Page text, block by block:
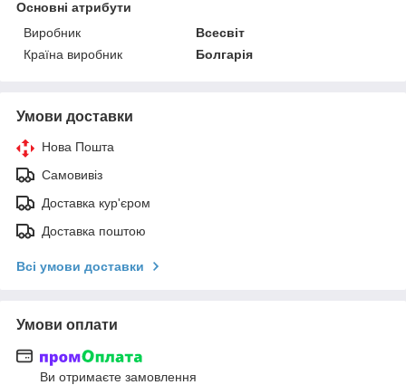
Основні атрибути
Виробник
Всесвіт
Країна виробник
Болгарія
Умови доставки
Нова Пошта
Самовивіз
Доставка кур'єром
Доставка поштою
Всі умови доставки
Умови оплати
Ви отримаєте замовлення